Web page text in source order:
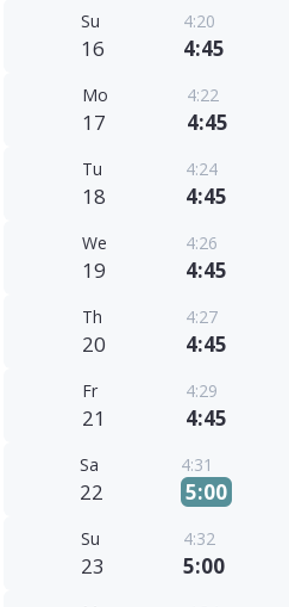
Su
16
4:20
4:45
Mo
17
4:22
4:45
Tu
18
4:24
4:45
We
19
4:26
4:45
Th
20
4:27
4:45
Fr
21
4:29
4:45
Sa
22
4:31
5:00
Su
23
4:32
5:00